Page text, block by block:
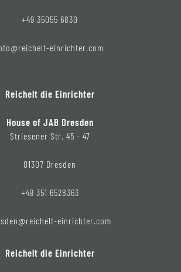
+49 35055 6830
einrichter.com
Reichelt die Einrichter
House of JAB Dresden
Striesener Str. 45 - 47
01307 Dresden
+49 351 6528363
einrichter.com
Reichelt die Einrichter